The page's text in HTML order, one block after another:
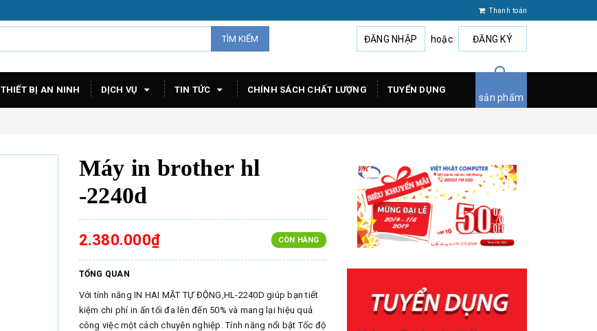
Thanh toán
TÌM KIẾM ĐĂNG NHẬP hoặc ĐĂNG KÝ
THIẾT BỊ AN NINH DỊCH VỤ TIN TỨC CHÍNH SÁCH CHẤT LƯỢNG TUYỂN DỤNG
sản phẩm
Máy in brother hl
-2240d
2.380.000₫ CÒN HÀNG
TỔNG QUAN
Với tính năng IN HAI MẶT TỰ ĐỘNG,HL-2240D giúp bạn tiết
kiệm chi phí in ấn tối đa lên đến 50% và mang lại hiệu quả
công việc một cách chuyên nghiệp. Tính năng nổi bật Tốc độ